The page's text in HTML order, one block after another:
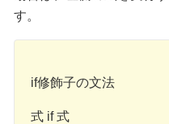
す。
if修飾子の文法
式 if 式